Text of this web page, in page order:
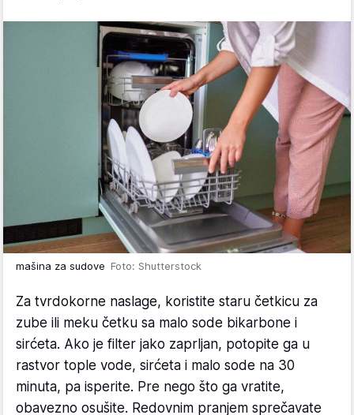
mašina za sudove Foto: Shutterstock
Za tvrdokorne naslage, koristite staru četkicu za
zube ili meku četku sa malo sode bikarbone i
sirćeta. Ako je filter jako zaprljan, potopite ga u
rastvor tople vode, sirćeta i malo sode na 30
minuta, pa isperite. Pre nego što ga vratite,
obavezno osušite. Redovnim pranjem sprečavate